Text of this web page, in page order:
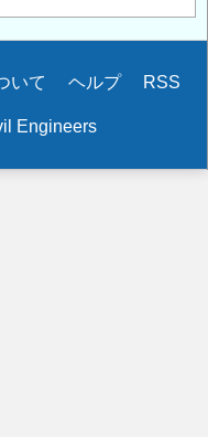
いて ヘルプ RSS
Engineers